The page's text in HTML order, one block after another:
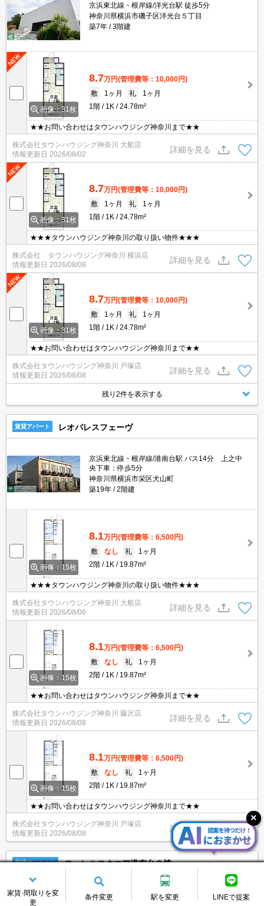
京浜東北線・根岸線/洋光台駅 徒歩5分
神奈川県横浜市磯子区洋光台５丁目
築7年
3階建
画像：31枚
8.7万円(管理費等：10,000円)
敷
1ヶ月 礼
1ヶ月
1階
1K 24.78m²
★★お問い合わせはタウンハウジング神奈川まで★★
株式会社タウンハウジング神奈川 大船店
情報更新日 2026/08/02
詳細を見る
画像：31枚
8.7万円(管理費等：10,000円)
敷
1ヶ月 礼
1ヶ月
1階
1K 24.78m²
★★★タウンハウジング神奈川の取り扱い物件★★★
株式会社 タウンハウジング神奈川 横浜店
情報更新日 2026/08/08
詳細を見る
画像：31枚
8.7万円(管理費等：10,000円)
敷
1ヶ月 礼
1ヶ月
1階
1K 24.78m²
★★お問い合わせはタウンハウジング神奈川まで★★
株式会社タウンハウジング神奈川 戸塚店
情報更新日 2026/08/08
詳細を見る
残り2件を表示する
賃貸アパート レオパレスフェーヴ
京浜東北線・根岸線/港南台駅 バス14分 上之中
央下車：停歩5分
神奈川県横浜市栄区犬山町
築19年
2階建
画像：15枚
8.1万円(管理費等：6,500円)
敷
なし 礼
1ヶ月
2階
1K 19.87m²
★★★タウンハウジング神奈川の取り扱い物件★★★
株式会社タウンハウジング神奈川 大船店
情報更新日 2026/08/06
詳細を見る
画像：15枚
8.1万円(管理費等：6,500円)
敷
なし 礼
1ヶ月
2階
1K 19.87m²
★★お問い合わせはタウンハウジング神奈川まで★★
株式会社タウンハウジング神奈川 藤沢店
情報更新日 2026/08/08
詳細を見る
画像：15枚
8.1万円(管理費等：6,500円)
敷
なし 礼
1ヶ月
2階
1K 19.87m²
★★お問い合わせはタウンハウジング神奈川まで★★
株式会社タウンハウジング神奈川 戸塚店
情報更新日 2026/08/08
詳細を見る
賃貸マンション ローレルスクエア港南台Ｃ棟
京浜東北線・根岸線/港南台駅 徒歩17分
家賃·間取りを変
更
条件変更 駅を変更 LINEで提案